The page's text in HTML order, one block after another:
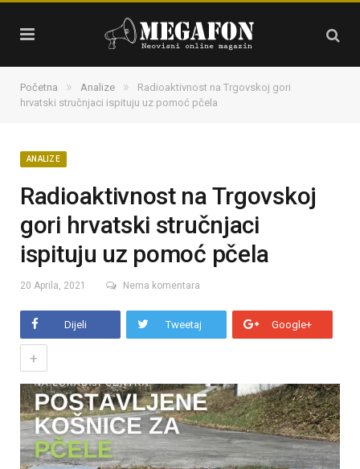
Početna » Analize »
Radioaktivnost na Trgovskoj gori
hrvatski stručnjaci ispituju uz pomoć pčela
ANALIZE
Radioaktivnost na Trgovskoj
gori hrvatski stručnjaci
ispituju uz pomoć pčela
20 Aprila, 2021 Nema komentara
Dijeli Tweetaj Google+
+